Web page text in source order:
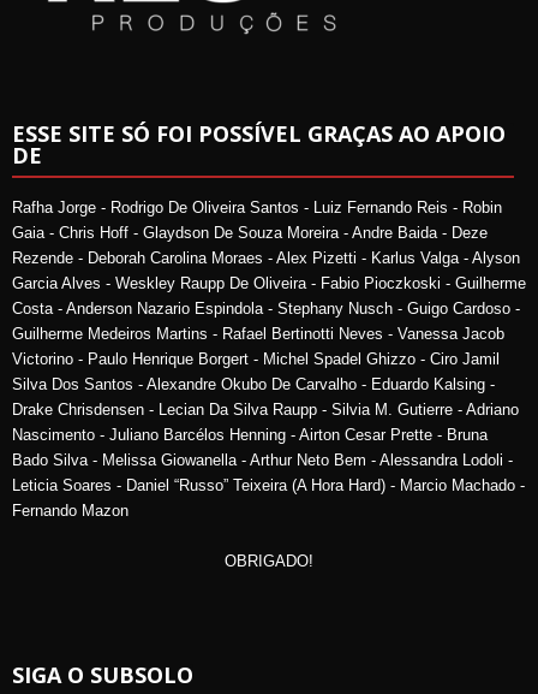
ESSE SITE SÓ FOI POSSÍVEL GRAÇAS AO APOIO
DE
Rafha Jorge - Rodrigo De Oliveira Santos - Luiz Fernando Reis - Robin
Gaia - Chris Hoff - Glaydson De Souza Moreira - Andre Baida - Deze
Rezende - Deborah Carolina Moraes - Alex Pizetti - Karlus Valga - Alyson
Garcia Alves - Weskley Raupp De Oliveira - Fabio Pioczkoski - Guilherme
Costa - Anderson Nazario Espindola - Stephany Nusch - Guigo Cardoso -
Guilherme Medeiros Martins - Rafael Bertinotti Neves - Vanessa Jacob
Victorino - Paulo Henrique Borgert - Michel Spadel Ghizzo - Ciro Jamil
Silva Dos Santos - Alexandre Okubo De Carvalho - Eduardo Kalsing -
Drake Chrisdensen - Lecian Da Silva Raupp - Silvia M. Gutierre - Adriano
Nascimento - Juliano Barcélos Henning - Airton Cesar Prette - Bruna
Bado Silva - Melissa Giowanella - Arthur Neto Bem - Alessandra Lodoli -
Leticia Soares - Daniel “Russo” Teixeira (A Hora Hard) - Marcio Machado -
Fernando Mazon
OBRIGADO!
SIGA O SUBSOLO